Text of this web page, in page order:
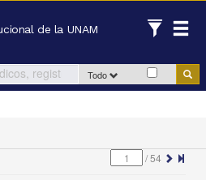
de la UNAM
Todo
/54